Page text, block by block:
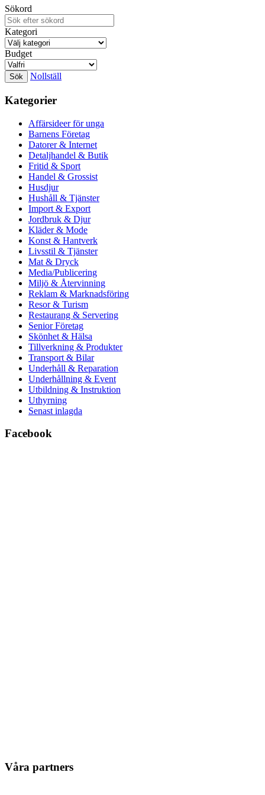
Sökord
Kategori
Budget
Nollställ
Kategorier
Affärsideer för unga
Barnens Företag
Datorer & Internet
Detaljhandel & Butik
Fritid & Sport
Handel & Grossist
Husdjur
Hushåll & Tjänster
Import & Export
Jordbruk & Djur
Kläder & Mode
Konst & Hantverk
Livsstil & Tjänster
Mat & Dryck
Media/Publicering
Miljö & Återvinning
Reklam & Marknadsföring
Resor & Turism
Restaurang & Servering
Senior Företag
Skönhet & Hälsa
Tillverkning & Produkter
Transport & Bilar
Underhåll & Reparation
Underhållning & Event
Utbildning & Instruktion
Uthyrning
Senast inlagda
Facebook
Våra partners